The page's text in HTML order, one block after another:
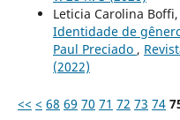
Leticia Carolina
Identidade de
Paul Preciado ,
(2022)
<< < 68 69 70 71 72 73 74